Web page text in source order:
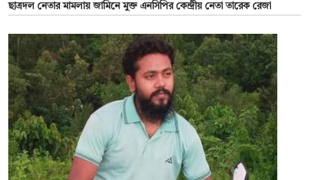
ছাত্রদল নেতার মামলায় জামিনে মুক্ত এনসিপির কেন্দ্রীয় নেতা তারেক রেজা